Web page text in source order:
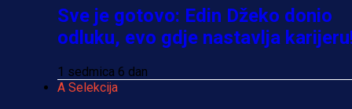
Sve je gotovo: Edin Džeko donio
odluku, evo gdje nastavlja
1 sedmica 6 dan
A Selekcija